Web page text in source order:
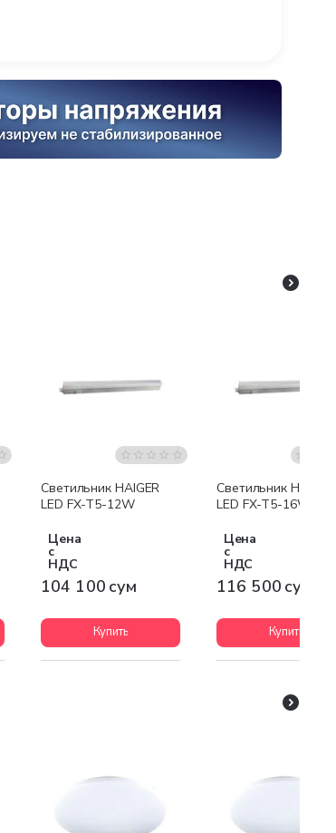
Светильник HAIGER
LED FX-T5-12W
Цена
с
НДС
104 100 сум
Купить
Светильник HAIGER
LED FX-T5-16W
Цена
с
НДС
116 500 сум
Купить